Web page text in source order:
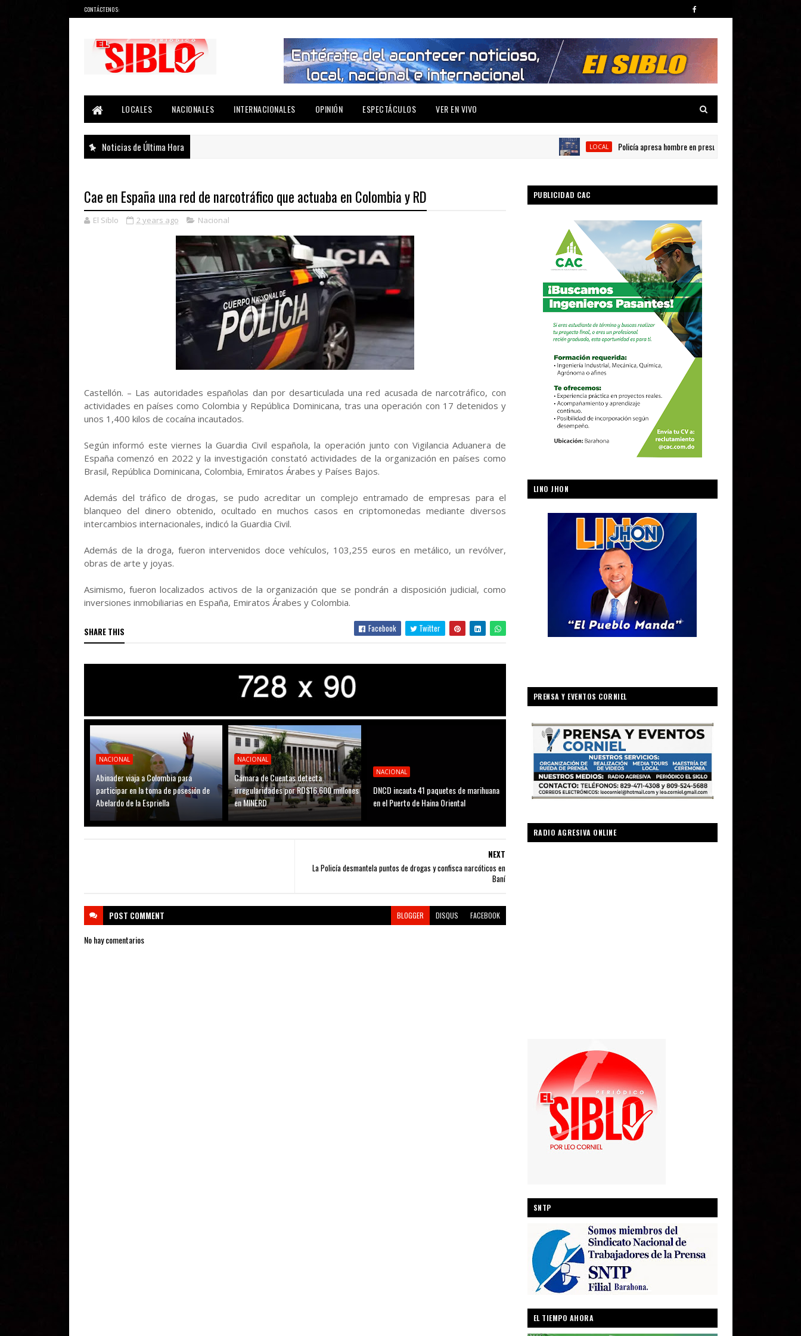
CONTÁCTENOS:
LOCALES
NACIONALES INTERNACIONALES OPINIÓN ESPECTÁCULOS VER EN VIVO
Noticias de Última Hora LOCAL Policía apresa hombre en presunta por posesión de sustancias
Cae en España una red de narcotráfico que actuaba en Colombia y RD
El Siblo 2 years ago Nacional
Castellón. – Las autoridades españolas dan por desarticulada una red acusada de narcotráfico, con
actividades en países como Colombia y República Dominicana, tras una operación con 17 detenidos y
unos 1,400 kilos de cocaína incautados.
Según informó este viernes la Guardia Civil española, la operación junto con Vigilancia Aduanera de
España comenzó en 2022 y la investigación constató actividades de la organización en países como
Brasil, República Dominicana, Colombia, Emiratos Árabes y Países Bajos.
Además del tráfico de drogas, se pudo acreditar un complejo entramado de empresas para el
blanqueo del dinero obtenido, ocultado en muchos casos en criptomonedas mediante diversos
intercambios internacionales, indicó la Guardia Civil.
Además de la droga, fueron intervenidos doce vehículos, 103,255 euros en metálico, un revólver,
obras de arte y joyas.
Asimismo, fueron localizados activos de la organización que se pondrán a disposición judicial, como
inversiones inmobiliarias en España, Emiratos Árabes y Colombia.
SHARE THIS Facebook Twitter
NACIONAL
Abinader viaja a Colombia para
participar en la toma de posesión de
Abelardo de la Espriella
NACIONAL
Cámara de Cuentas detecta
irregularidades por RD$16,600 millones
en MINERD
NACIONAL
DNCD incauta 41 paquetes de marihuana
en el Puerto de Haina Oriental
NEXT
La Policía desmantela puntos de drogas y confisca narcóticos en
Baní
POST COMMENT BLOGGER DISQUS FACEBOOK
No hay comentarios
PUBLICIDAD CAC
LINO JHON
PRENSA Y EVENTOS CORNIEL
RADIO AGRESIVA ONLINE
SNTP
EL TIEMPO AHORA